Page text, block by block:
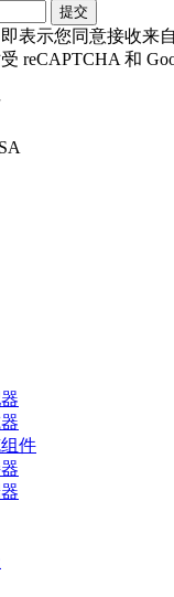
提交
表示您同意接收来
reCAPTCHA 和
件